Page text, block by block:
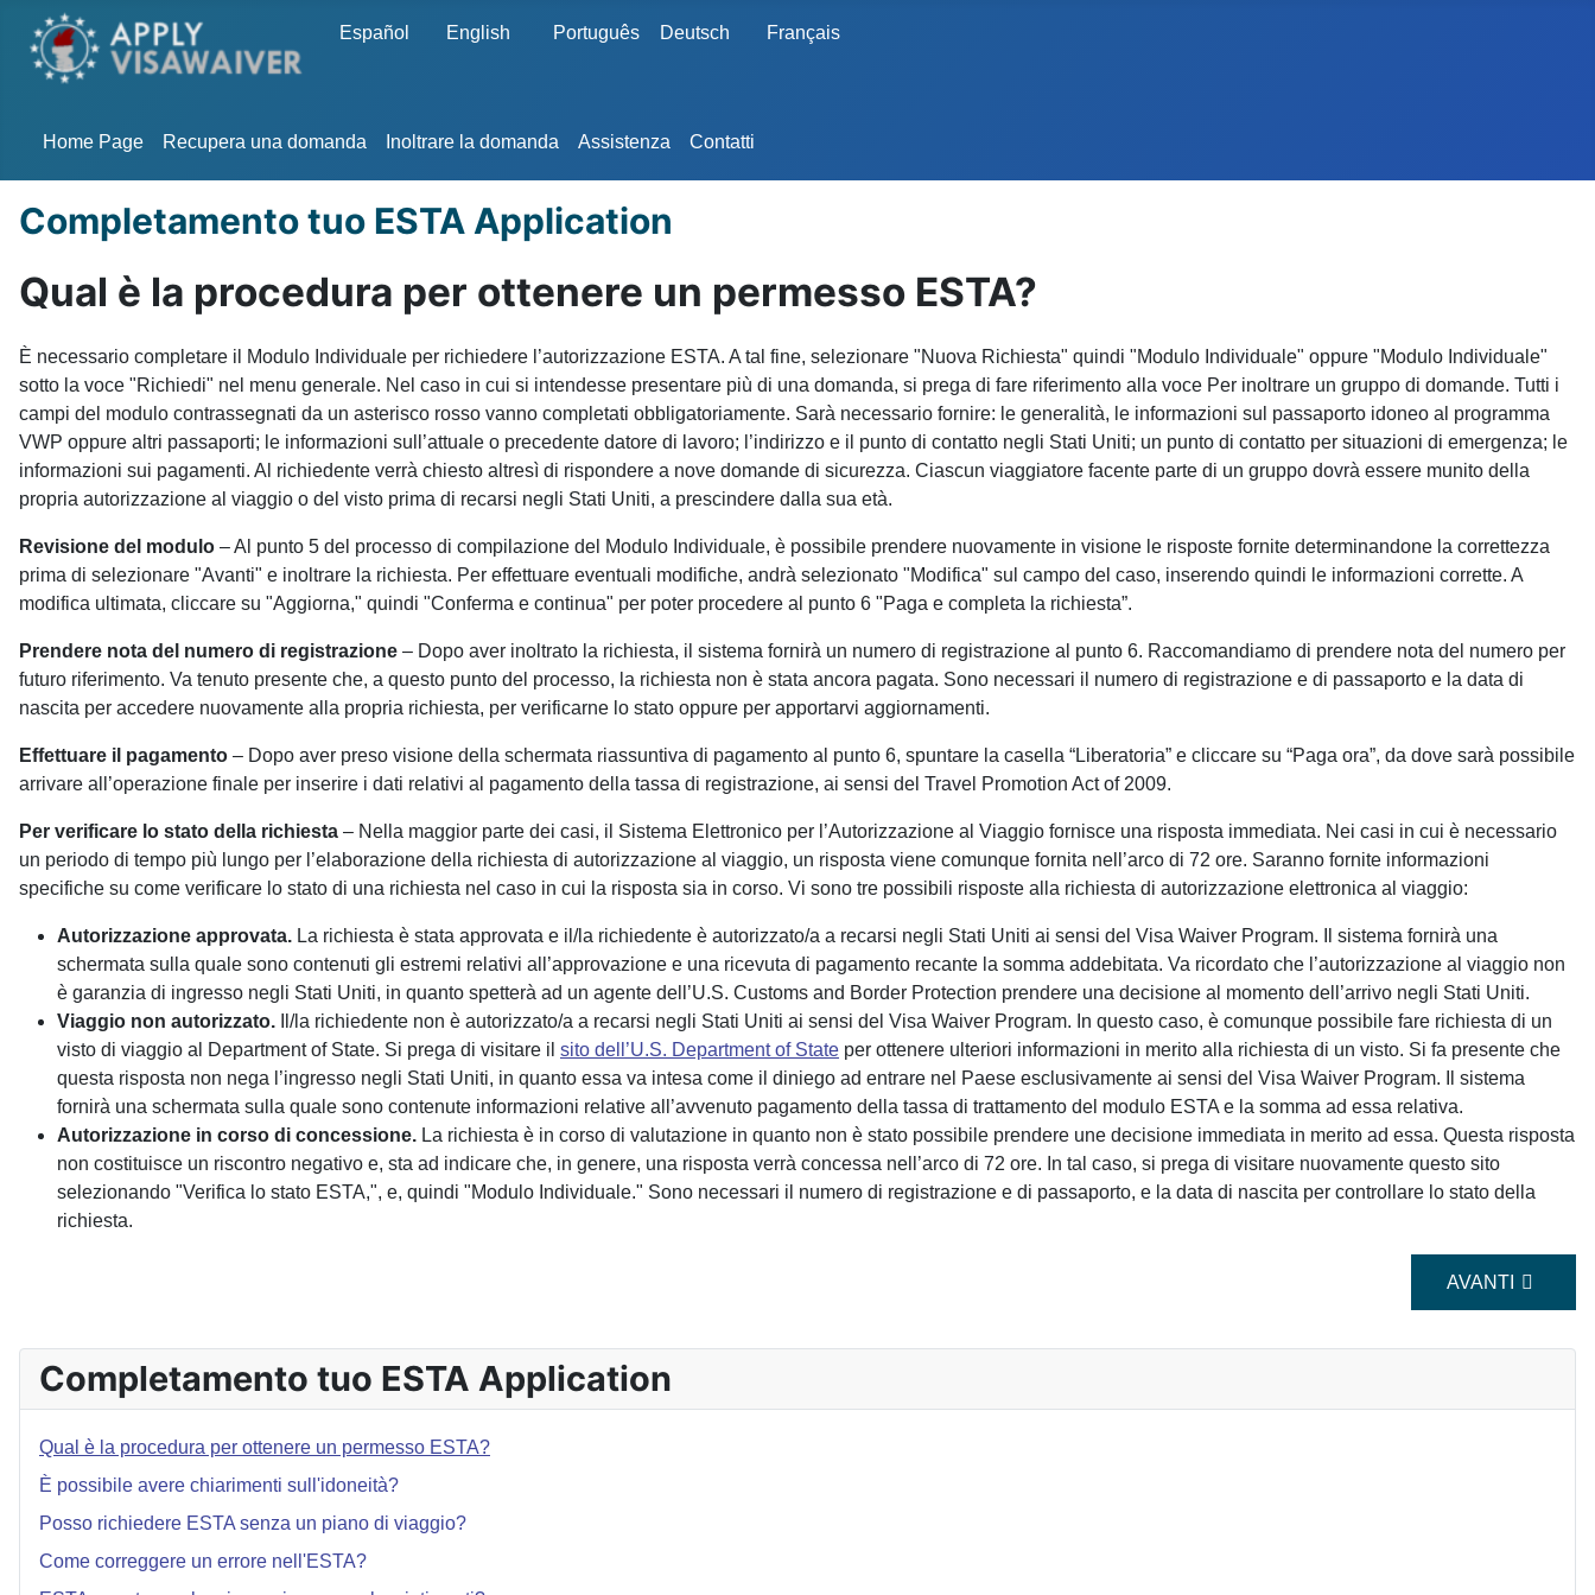
Seleziona la tua lingua
Español English Português Deutsch Français
Home Page Recupera una domanda Inoltrare la domanda Assistenza Contatti
Completamento tuo ESTA Application
Qual è la procedura per ottenere un permesso ESTA?
È necessario completare il Modulo Individuale per richiedere l’autorizzazione ESTA. A tal fine, selezionare "Nuova Richiesta" quindi "Modulo Individuale" oppure "Modulo Individuale"
sotto la voce "Richiedi" nel menu generale. Nel caso in cui si intendesse presentare più di una domanda, si prega di fare riferimento alla voce Per inoltrare un gruppo di domande. Tutti i
campi del modulo contrassegnati da un asterisco rosso vanno completati obbligatoriamente. Sarà necessario fornire: le generalità, le informazioni sul passaporto idoneo al programma
VWP oppure altri passaporti; le informazioni sull’attuale o precedente datore di lavoro; l’indirizzo e il punto di contatto negli Stati Uniti; un punto di contatto per situazioni di emergenza; le
informazioni sui pagamenti. Al richiedente verrà chiesto altresì di rispondere a nove domande di sicurezza. Ciascun viaggiatore facente parte di un gruppo dovrà essere munito della
propria autorizzazione al viaggio o del visto prima di recarsi negli Stati Uniti, a prescindere dalla sua età.
Revisione del modulo – Al punto 5 del processo di compilazione del Modulo Individuale, è possibile prendere nuovamente in visione le risposte fornite determinandone la correttezza
prima di selezionare "Avanti" e inoltrare la richiesta. Per effettuare eventuali modifiche, andrà selezionato "Modifica" sul campo del caso, inserendo quindi le informazioni corrette. A
modifica ultimata, cliccare su "Aggiorna," quindi "Conferma e continua" per poter procedere al punto 6 "Paga e completa la richiesta”.
Prendere nota del numero di registrazione – Dopo aver inoltrato la richiesta, il sistema fornirà un numero di registrazione al punto 6. Raccomandiamo di prendere nota del numero per
futuro riferimento. Va tenuto presente che, a questo punto del processo, la richiesta non è stata ancora pagata. Sono necessari il numero di registrazione e di passaporto e la data di
nascita per accedere nuovamente alla propria richiesta, per verificarne lo stato oppure per apportarvi aggiornamenti.
Effettuare il pagamento – Dopo aver preso visione della schermata riassuntiva di pagamento al punto 6, spuntare la casella “Liberatoria” e cliccare su “Paga ora”, da dove sarà possibile
arrivare all’operazione finale per inserire i dati relativi al pagamento della tassa di registrazione, ai sensi del Travel Promotion Act of 2009.
Per verificare lo stato della richiesta – Nella maggior parte dei casi, il Sistema Elettronico per l’Autorizzazione al Viaggio fornisce una risposta immediata. Nei casi in cui è necessario
un periodo di tempo più lungo per l’elaborazione della richiesta di autorizzazione al viaggio, un risposta viene comunque fornita nell’arco di 72 ore. Saranno fornite informazioni
specifiche su come verificare lo stato di una richiesta nel caso in cui la risposta sia in corso. Vi sono tre possibili risposte alla richiesta di autorizzazione elettronica al viaggio:
Autorizzazione approvata. La richiesta è stata approvata e il/la richiedente è autorizzato/a a recarsi negli Stati Uniti ai sensi del Visa Waiver Program. Il sistema fornirà una
schermata sulla quale sono contenuti gli estremi relativi all’approvazione e una ricevuta di pagamento recante la somma addebitata. Va ricordato che l’autorizzazione al viaggio non
è garanzia di ingresso negli Stati Uniti, in quanto spetterà ad un agente dell’U.S. Customs and Border Protection prendere una decisione al momento dell’arrivo negli Stati Uniti.
Viaggio non autorizzato. Il/la richiedente non è autorizzato/a a recarsi negli Stati Uniti ai sensi del Visa Waiver Program. In questo caso, è comunque possibile fare richiesta di un
visto di viaggio al Department of State. Si prega di visitare il sito dell’U.S. Department of State per ottenere ulteriori informazioni in merito alla richiesta di un visto. Si fa presente che
questa risposta non nega l’ingresso negli Stati Uniti, in quanto essa va intesa come il diniego ad entrare nel Paese esclusivamente ai sensi del Visa Waiver Program. Il sistema
fornirà una schermata sulla quale sono contenute informazioni relative all’avvenuto pagamento della tassa di trattamento del modulo ESTA e la somma ad essa relativa.
Autorizzazione in corso di concessione. La richiesta è in corso di valutazione in quanto non è stato possibile prendere une decisione immediata in merito ad essa. Questa risposta
non costituisce un riscontro negativo e, sta ad indicare che, in genere, una risposta verrà concessa nell’arco di 72 ore. In tal caso, si prega di visitare nuovamente questo sito
selezionando "Verifica lo stato ESTA,", e, quindi "Modulo Individuale." Sono necessari il numero di registrazione e di passaporto, e la data di nascita per controllare lo stato della
richiesta.
ARTICOLO
AVANTI
Completamento tuo ESTA Application
Qual è la procedura per ottenere un permesso ESTA?
È possibile avere chiarimenti sull'idoneità?
Posso richiedere ESTA senza un piano di viaggio?
Come correggere un errore nell'ESTA?